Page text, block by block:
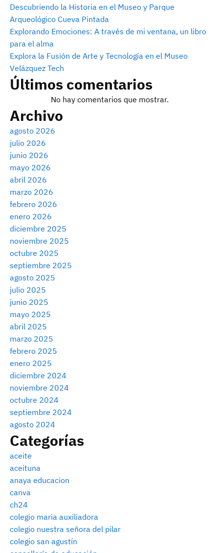
Descubriendo la Historia en el Museo y Parque
Arqueológico Cueva Pintada
Explorando Emociones: A través de mi ventana, un libro
para el alma
Explora la Fusión de Arte y Tecnología en el Museo
Velázquez Tech
Últimos comentarios
No hay comentarios que mostrar.
Archivo
agosto 2026
julio 2026
junio 2026
mayo 2026
abril 2026
marzo 2026
febrero 2026
enero 2026
diciembre 2025
noviembre 2025
octubre 2025
septiembre 2025
agosto 2025
julio 2025
junio 2025
mayo 2025
abril 2025
marzo 2025
febrero 2025
enero 2025
diciembre 2024
noviembre 2024
octubre 2024
septiembre 2024
agosto 2024
Categorías
aceite
aceituna
anaya educacion
canva
ch24
colegio maria auxiliadora
colegio nuestra señora del pilar
colegio san agustín